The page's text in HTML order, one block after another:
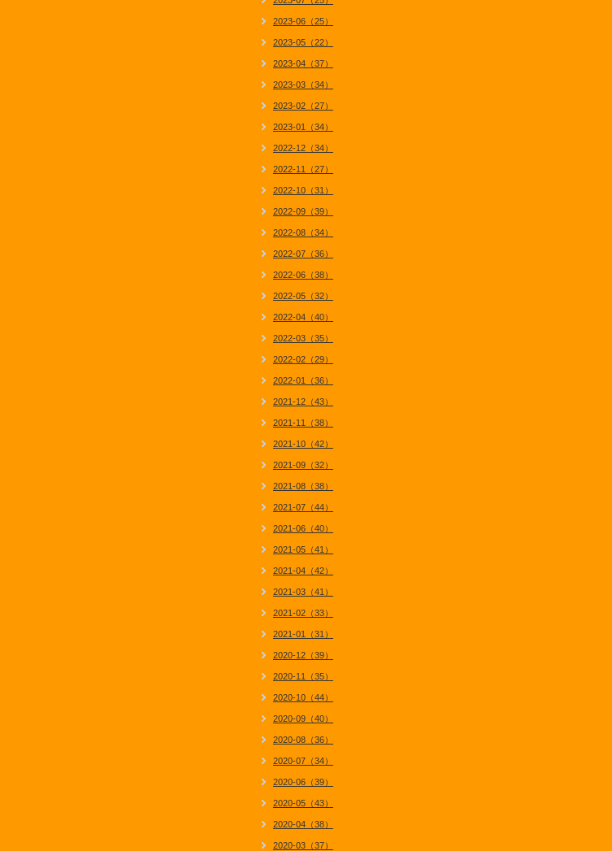
2023-06（25）
2023-05（22）
2023-04（37）
2023-03（34）
2023-02（27）
2023-01（34）
2022-12（34）
2022-11（27）
2022-10（31）
2022-09（39）
2022-08（34）
2022-07（36）
2022-06（38）
2022-05（32）
2022-04（40）
2022-03（35）
2022-02（29）
2022-01（36）
2021-12（43）
2021-11（38）
2021-10（42）
2021-09（32）
2021-08（38）
2021-07（44）
2021-06（40）
2021-05（41）
2021-04（42）
2021-03（41）
2021-02（33）
2021-01（31）
2020-12（39）
2020-11（35）
2020-10（44）
2020-09（40）
2020-08（36）
2020-07（34）
2020-06（39）
2020-05（43）
2020-04（38）
2020-03（37）